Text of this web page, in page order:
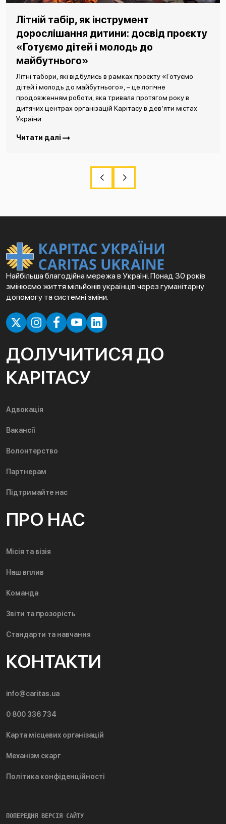
Літній табір, як інструмент
дорослішання дитини: досвід проєкту
«Готуємо дітей і молодь до
майбутнього»
Літні табори, які відбулись в рамках проєкту «Готуємо
дітей і молодь до майбутнього», – це логічне
продовженням роботи, яка тривала протягом року в
дитячих центрах організацій Карітасу в дев’яти містах
України.
Читати далі
Найбільша благодійна мережа в Україні. Понад 30 років
змінюємо життя мільйонів українців через гуманітарну
допомогу та системні зміни.
ДОЛУЧИТИСЯ ДО
КАРІТАСУ
Адвокація
Вакансії
Волонтерство
Партнерам
Підтримайте нас
ПРО НАС
Місія та візія
Наш вплив
Команда
Звіти та прозорість
Стандарти та навчання
КОНТАКТИ
info@caritas.ua
0 800 336 734
Карта місцевих організацій
Механізм скарг
Політика конфіденційності
ПОПЕРЕДНЯ ВЕРСІЯ САЙТУ